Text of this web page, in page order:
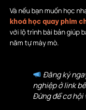
Và nếu bạn muốn học
khoá học quay phim
với lộ trình bài bản giúp
năm tự mày mò.
Đăng ký
nghiệp ở link
Đừng để cơ hội